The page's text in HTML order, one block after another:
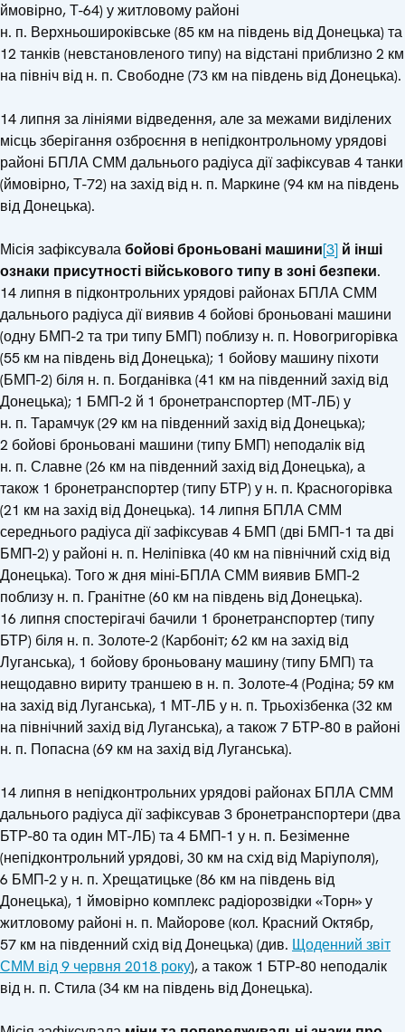
ймовірно, Т-64) у житловому районі
н. п. Верхньошироківське (85 км на південь від Донецька) та
12 танків (невстановленого типу) на відстані приблизно 2 км
на північ від н. п. Свободне (73 км на південь від Донецька).
14 липня за лініями відведення, але за межами виділених
місць зберігання озброєння в непідконтрольному урядові
районі БПЛА СММ дальнього радіуса дії зафіксував 4 танки
(ймовірно, Т-72) на захід від н. п. Маркине (94 км на південь
від Донецька).
Місія зафіксувалабойові броньовані машини[3] й інші
ознаки присутності військового типу в зоні безпеки.
14 липня в підконтрольних урядові районах БПЛА СММ
дальнього радіуса дії виявив 4 бойові броньовані машини
(одну БМП-2 та три типу БМП) поблизу н. п. Новогригорівка
(55 км на південь від Донецька); 1 бойову машину піхоти
(БМП-2) біля н. п. Богданівка (41 км на південний захід від
Донецька); 1 БМП-2 й 1 бронетранспортер (МТ-ЛБ) у
н. п. Тарамчук (29 км на південний захід від Донецька);
2 бойові броньовані машини (типу БМП) неподалік від
н. п. Славне (26 км на південний захід від Донецька), а
також 1 бронетранспортер (типу БТР) у н. п. Красногорівка
(21 км на захід від Донецька). 14 липня БПЛА СММ
середнього радіуса дії зафіксував 4 БМП (дві БМП-1 та дві
БМП-2) у районі н. п. Неліпівка (40 км на північний схід від
Донецька). Того ж дня міні-БПЛА СММ виявив БМП-2
поблизу н. п. Гранітне (60 км на південь від Донецька).
16 липня спостерігачі бачили 1 бронетранспортер (типу
БТР) біля н. п. Золоте-2 (Карбоніт; 62 км на захід від
Луганська), 1 бойову броньовану машину (типу БМП) та
нещодавно вириту траншею в н. п. Золоте-4 (Родіна; 59 км
на захід від Луганська), 1 МТ-ЛБ у н. п. Трьохізбенка (32 км
на північний захід від Луганська), а також 7 БТР-80 в районі
н. п. Попасна (69 км на захід від Луганська).
14 липня в непідконтрольних урядові районах БПЛА СММ
дальнього радіуса дії зафіксував 3 бронетранспортери (два
БТР-80 та один МТ-ЛБ) та 4 БМП-1 у н. п. Безіменне
(непідконтрольний урядові, 30 км на схід від Маріуполя),
6 БМП-2 у н. п. Хрещатицьке (86 км на південь від
Донецька), 1 ймовірно комплекс радіорозвідки «Торн» у
житловому районі н. п. Майорове (кол. Красний Октябр,
57 км на південний схід від Донецька) (див. Щоденний звіт
СММ від 9 червня 2018 року), а також 1 БТР-80 неподалік
від н. п. Стила (34 км на південь від Донецька).